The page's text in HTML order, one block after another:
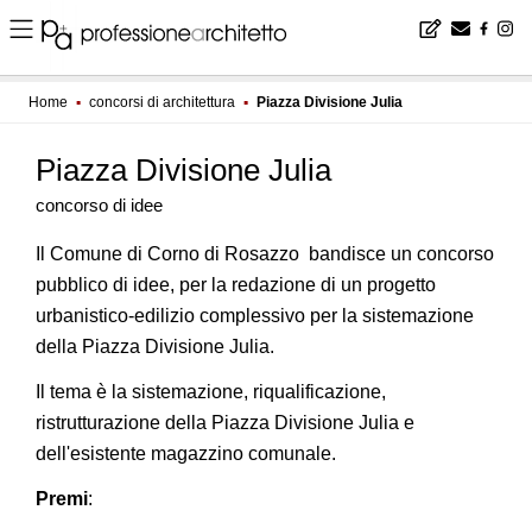
Home ▪ concorsi di architettura ▪ Piazza Divisione Julia
Piazza Divisione Julia
concorso di idee
Il Comune di Corno di Rosazzo bandisce un concorso
pubblico di idee, per la redazione di un progetto
urbanistico-edilizio complessivo per la sistemazione
della Piazza Divisione Julia.
Il tema è la sistemazione, riqualificazione,
ristrutturazione della Piazza Divisione Julia e
dell'esistente magazzino comunale.
Premi: